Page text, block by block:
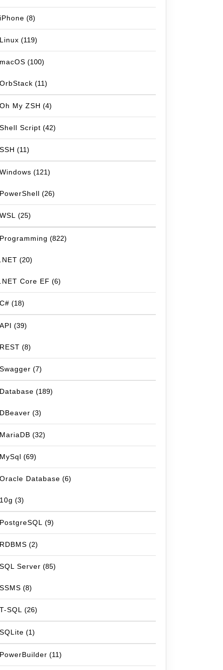
iPhone (8)
Linux (119)
macOS (100)
OrbStack (11)
Oh My ZSH (4)
Shell Script (42)
SSH (11)
Windows (121)
PowerShell (26)
WSL (25)
Programming (822)
.NET (20)
.NET Core EF (6)
C# (18)
API (39)
REST (8)
Swagger (7)
Database (189)
DBeaver (3)
MariaDB (32)
MySql (69)
Oracle Database (6)
10g (3)
PostgreSQL (9)
RDBMS (2)
SQL Server (85)
SSMS (8)
T-SQL (26)
SQLite (1)
PowerBuilder (11)